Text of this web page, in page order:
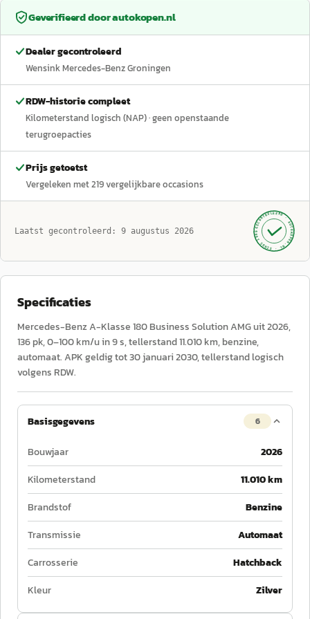
Geverifieerd doorautokopen.nl
Dealer gecontroleerd
Wensink Mercedes-Benz Groningen
RDW-historie compleet
Kilometerstand logisch (NAP)· geen openstaande
terugroepacties
Prijs getoetst
Vergeleken met219vergelijkbare occasions
Laatst gecontroleerd: 9 augustus 2026 GECONTROLEERD ·
AUTOKOPEN.NL
· SINDS 1999 ·
Specificaties
Mercedes-Benz A-Klasse 180 Business Solution AMG uit 2026,
136 pk, 0–100 km/u in 9 s, tellerstand 11.010 km, benzine,
automaat. APK geldig tot 30 januari 2030, tellerstand logisch
volgens RDW.
Basisgegevens 6
Bouwjaar
2026
Kilometerstand
11.010 km
Brandstof
Benzine
Transmissie
Automaat
Carrosserie
Hatchback
Kleur
Zilver